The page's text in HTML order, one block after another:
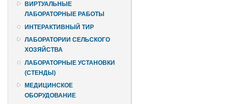
ВИРТУАЛЬНЫЕ
ЛАБОРАТОРНЫЕ РАБОТЫ
ИНТЕРАКТИВНЫЙ ТИР
ЛАБОРАТОРИИ СЕЛЬСКОГО
ХОЗЯЙСТВА
ЛАБОРАТОРНЫЕ УСТАНОВКИ
(СТЕНДЫ)
МЕДИЦИНСКОЕ
ОБОРУДОВАНИЕ